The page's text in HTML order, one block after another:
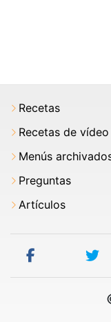
Recetas
Recetas de vídeo
Menús
Preguntas
Artículos
facebook